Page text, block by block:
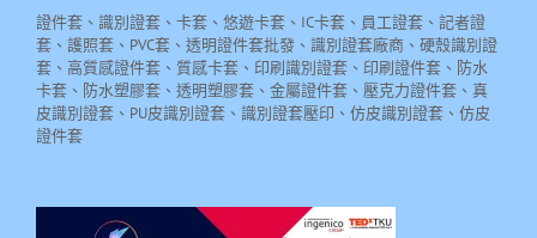
證件套、識別證套、卡套、悠遊卡套、IC卡套、員工證套、記者證
套、護照套、PVC套、透明證件套批發、識別證套廠商、硬殼識別證
套、高質感證件套、質感卡套、印刷識別證套、印刷證件套、防水
卡套、防水塑膠套、透明塑膠套、金屬證件套、壓克力證件套、真
皮識別證套、PU皮識別證套、識別證套壓印、仿皮識別證套、仿皮
證件套